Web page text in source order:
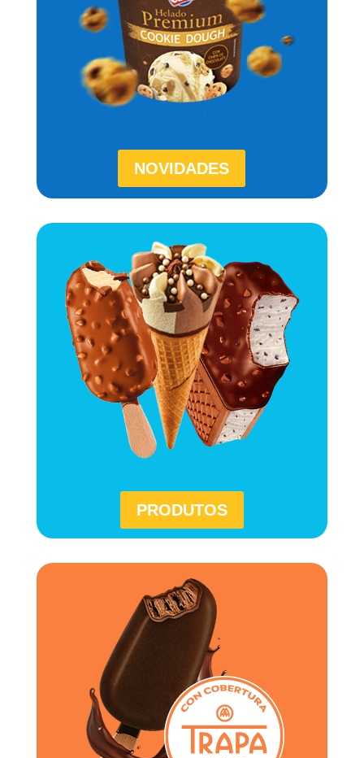
NOVIDADES
PRODUTOS